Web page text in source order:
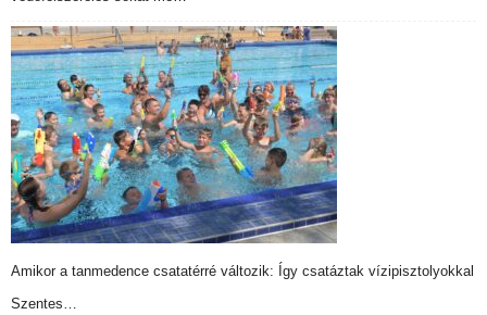
Amikor a tanmedence csatatérré változik: Így csatáztak vízipisztolyokkal
Szentes…